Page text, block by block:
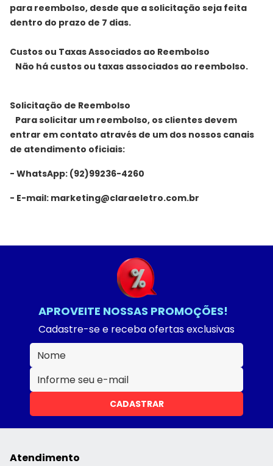
para reembolso, desde que a solicitação seja feita
dentro do prazo de 7 dias.
Custos ou Taxas Associados ao Reembolso
Não há custos ou taxas associados ao reembolso.
Solicitação de Reembolso
Para solicitar um reembolso, os clientes devem
entrar em contato através de um dos nossos canais
de atendimento oficiais:
- WhatsApp: (92)99236-4260
- E-mail: marketing@claraeletro.com.br
APROVEITE NOSSAS PROMOÇÕES!
Cadastre-se e receba ofertas exclusivas
CADASTRAR
Atendimento